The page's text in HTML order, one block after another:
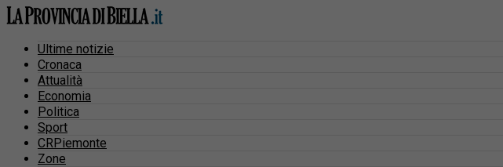
Ultime notizie
Cronaca
Attualità
Economia
Politica
Sport
CRPiemonte
Zone